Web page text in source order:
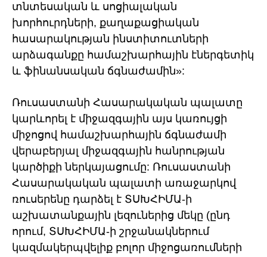
տնտեսական և սոցիալական
խորհուրդների, քաղաքացիական
հասարակության ինստիտուտների
արձագանքը համաշխարհային էներգետիկ
և ֆինանսական ճգնաժամին»:
Ռուսաստանի Հասարակական պալատը
կարևորել է միջազգային այս կառույցի
միջոցով համաշխարհային ճգնաժամի
վերաբերյալ միջազգային հանրության
կարծիքի ներկայացումը: Ռուսաստանի
Հասարակական պալատի առաջարկով
ռուսերենը դարձել է ՏՍԽՀԻՄԱ-ի
աշխատանքային լեզուներից մեկը (ընդ
որում, ՏՍԽՀԻՄԱ-ի շրջանակներում
կազմակերպվելիք բոլոր միջոցառումների